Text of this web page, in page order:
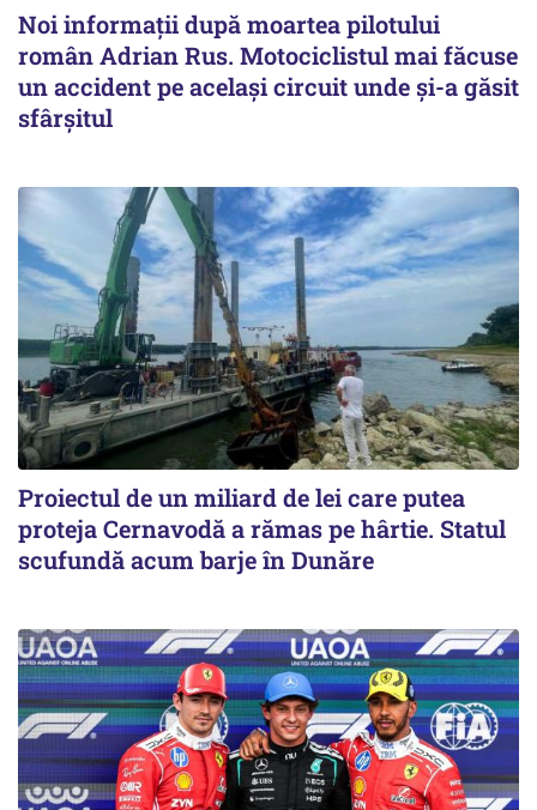
Noi informații după moartea pilotului
român Adrian Rus. Motociclistul mai făcuse
un accident pe același circuit unde și-a găsit
sfârșitul
Proiectul de un miliard de lei care putea
proteja Cernavodă a rămas pe hârtie. Statul
scufundă acum barje în Dunăre